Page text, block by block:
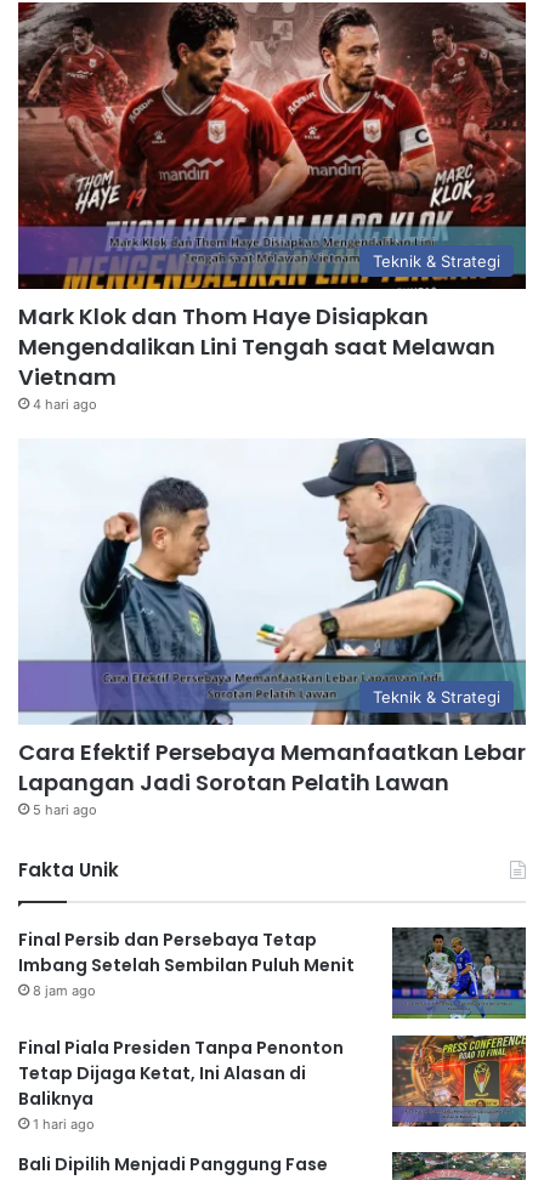
Teknik & Strategi
Mark Klok dan Thom Haye Disiapkan
Mengendalikan Lini Tengah saat Melawan
Vietnam
4 hari ago
Teknik & Strategi
Cara Efektif Persebaya Memanfaatkan Lebar
Lapangan Jadi Sorotan Pelatih Lawan
5 hari ago
Fakta Unik
Final Persib dan Persebaya Tetap
Imbang Setelah Sembilan Puluh Menit
8 jam ago
Final Piala Presiden Tanpa Penonton
Tetap Dijaga Ketat, Ini Alasan di
Baliknya
1 hari ago
Bali Dipilih Menjadi Panggung Fase